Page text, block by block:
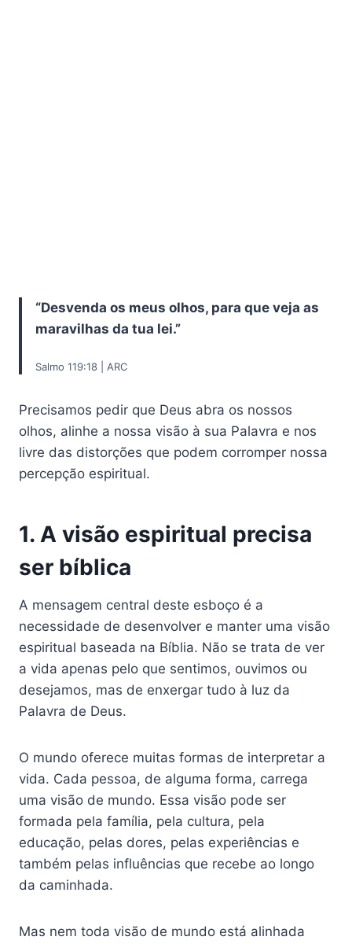
“Desvenda os meus olhos, para que veja as
maravilhas da tua lei.”
Salmo 119:18 | ARC
Precisamos pedir que Deus abra os nossos
olhos, alinhe a nossa visão à sua Palavra e nos
livre das distorções que podem corromper nossa
percepção espiritual.
1. A visão espiritual precisa
ser bíblica
A mensagem central deste esboço é a
necessidade de desenvolver e manter uma visão
espiritual baseada na Bíblia. Não se trata de ver
a vida apenas pelo que sentimos, ouvimos ou
desejamos, mas de enxergar tudo à luz da
Palavra de Deus.
O mundo oferece muitas formas de interpretar a
vida. Cada pessoa, de alguma forma, carrega
uma visão de mundo. Essa visão pode ser
formada pela família, pela cultura, pela
educação, pelas dores, pelas experiências e
também pelas influências que recebe ao longo
da caminhada.
Mas nem toda visão de mundo está alinhada